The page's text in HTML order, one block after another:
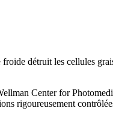
détruit les cellules
Center for
rigoureusement